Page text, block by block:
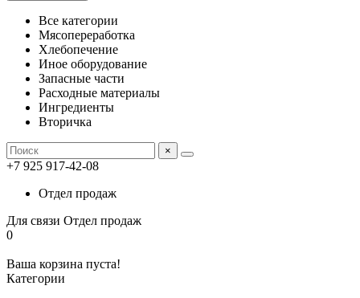
Все категории
Мясопереработка
Хлебопечение
Иное оборудование
Запасные части
Расходные материалы
Ингредиенты
Вторичка
×
+7 925 917-42-08
Отдел продаж
Для связи Отдел продаж
0
Ваша корзина пуста!
Категории